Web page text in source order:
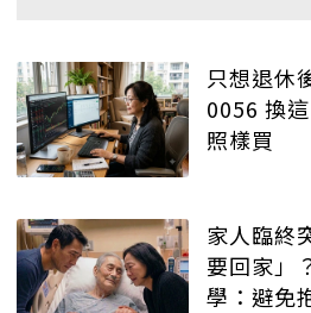
只想退休
0056 換
照樣買
家人臨終
要回家」
學：避免